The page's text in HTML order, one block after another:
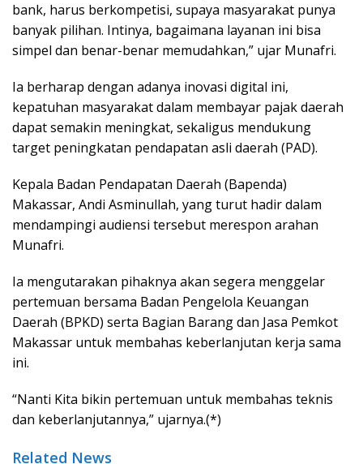
bank, harus berkompetisi, supaya masyarakat punya
banyak pilihan. Intinya, bagaimana layanan ini bisa
simpel dan benar-benar memudahkan,” ujar Munafri.
Ia berharap dengan adanya inovasi digital ini,
kepatuhan masyarakat dalam membayar pajak daerah
dapat semakin meningkat, sekaligus mendukung
target peningkatan pendapatan asli daerah (PAD).
Kepala Badan Pendapatan Daerah (Bapenda)
Makassar, Andi Asminullah, yang turut hadir dalam
mendampingi audiensi tersebut merespon arahan
Munafri.
Ia mengutarakan pihaknya akan segera menggelar
pertemuan bersama Badan Pengelola Keuangan
Daerah (BPKD) serta Bagian Barang dan Jasa Pemkot
Makassar untuk membahas keberlanjutan kerja sama
ini.
“Nanti Kita bikin pertemuan untuk membahas teknis
dan keberlanjutannya,” ujarnya.(*)
Related News